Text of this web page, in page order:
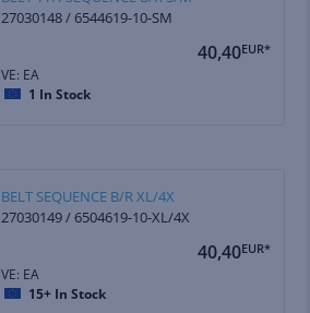
27030148 / 6544619-10-SM
40,40EUR*
VE: EA
1 In Stock
BELT SEQUENCE B/R XL/4X
27030149 / 6504619-10-XL/4X
40,40EUR*
VE: EA
15+ In Stock